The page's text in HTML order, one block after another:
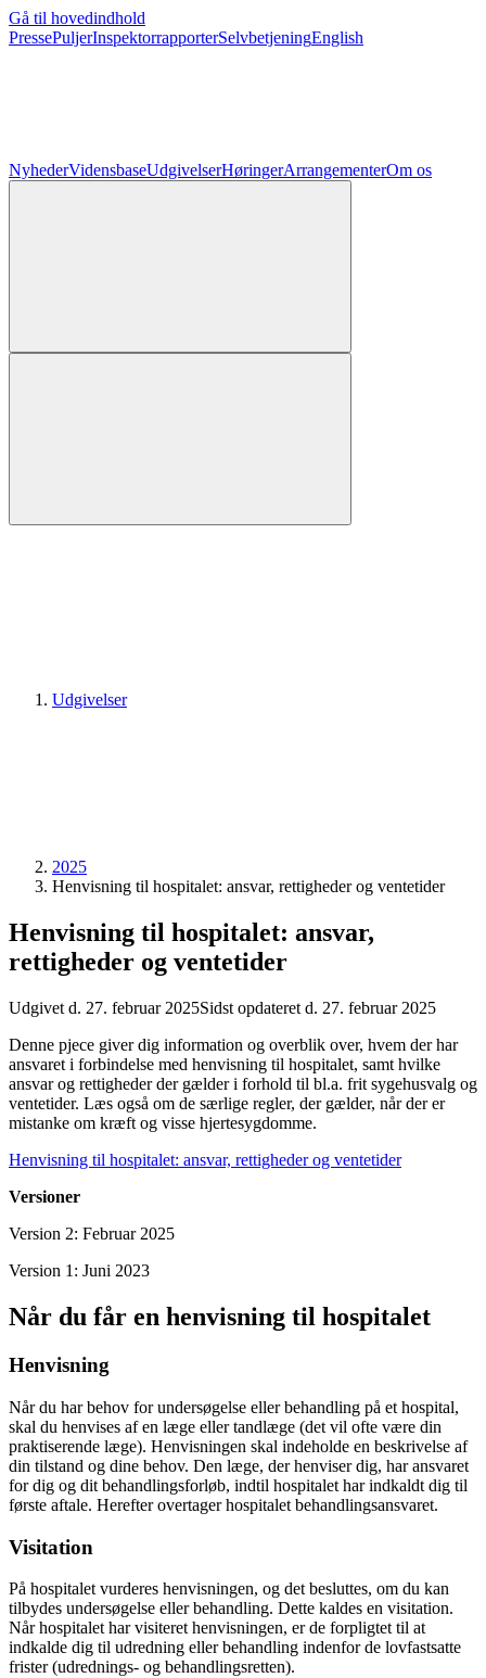
Gå til hovedindhold
PressePuljerInspektorrapporterSelvbetjeningEnglish
NyhederVidensbaseUdgivelserHøringerArrangementerOm os
Udgivelser
2025
Henvisning til hospitalet: ansvar, rettigheder og ventetider
Henvisning til hospitalet: ansvar,
rettigheder og ventetider
Udgivet d. 27. februar 2025Sidst opdateret d. 27. februar 2025
Denne pjece giver dig information og overblik over, hvem der har
ansvaret i forbindelse med henvisning til hospitalet, samt hvilke
ansvar og rettigheder der gælder i forhold til bl.a. frit sygehusvalg og
ventetider. Læs også om de særlige regler, der gælder, når der er
mistanke om kræft og visse hjertesygdomme.
Henvisning til hospitalet: ansvar, rettigheder og ventetider
Versioner
Version 2: Februar 2025
Version 1: Juni 2023
Når du får en henvisning til hospitalet
Henvisning
Når du har behov for undersøgelse eller behandling på et hospital,
skal du henvises af en læge eller tandlæge (det vil ofte være din
praktiserende læge). Henvisningen skal indeholde en beskrivelse af
din tilstand og dine behov. Den læge, der henviser dig, har ansvaret
for dig og dit behandlingsforløb, indtil hospitalet har indkaldt dig til
første aftale. Herefter overtager hospitalet behandlingsansvaret.
Visitation
På hospitalet vurderes henvisningen, og det besluttes, om du kan
tilbydes undersøgelse eller behandling. Dette kaldes en visitation.
Når hospitalet har visiteret henvisningen, er de forpligtet til at
indkalde dig til udredning eller behandling indenfor de lovfastsatte
frister (udrednings- og behandlingsretten).